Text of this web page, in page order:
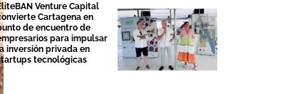
Venture Capital
Cartagena en
de encuentro de
para impulsar
inversión privada en
tecnológicas